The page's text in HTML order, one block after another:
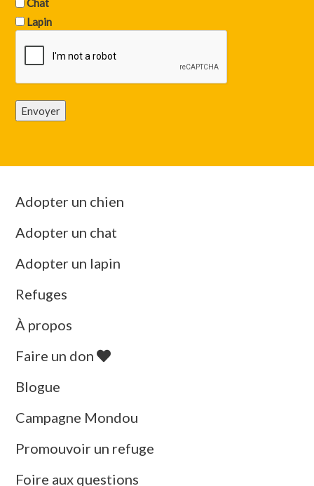
Chat
Lapin
Envoyer
Adopter un chien
Adopter un chat
Adopter un lapin
Refuges
À propos
Faire un don
Blogue
Campagne Mondou
Promouvoir un refuge
Foire aux questions